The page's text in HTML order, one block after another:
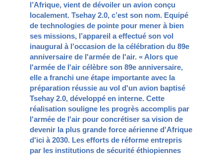
l’Afrique, vient de dévoiler un avion conçu
localement. Tsehay 2.0, c’est son nom. Equipé
de technologies de pointe pour mener à bien
ses missions, l’appareil a effectué son vol
inaugural à l’occasion de la célébration du 89e
anniversaire de l'armée de l'air. « Alors que
l'armée de l'air célèbre son 89e anniversaire,
elle a franchi une étape importante avec la
préparation réussie au vol d'un avion baptisé
Tsehay 2.0, développé en interne. Cette
réalisation souligne les progrès accomplis par
l'armée de l'air pour concrétiser sa vision de
devenir la plus grande force aérienne d'Afrique
d'ici à 2030. Les efforts de réforme entrepris
par les institutions de sécurité éthiopiennes